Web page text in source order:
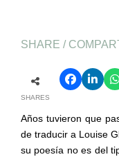
SHARE /
SHARES
Años tuvieron que
de traducir a Louise
su poesía no es del